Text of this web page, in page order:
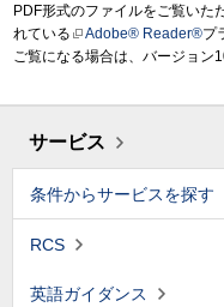
PDF形式のファイルをご覧いた
れている
Adobe® Reader®プ
ご覧になる場合は、バージョン
サービス
条件からサービスを探す
RCS
英語ガイダンス